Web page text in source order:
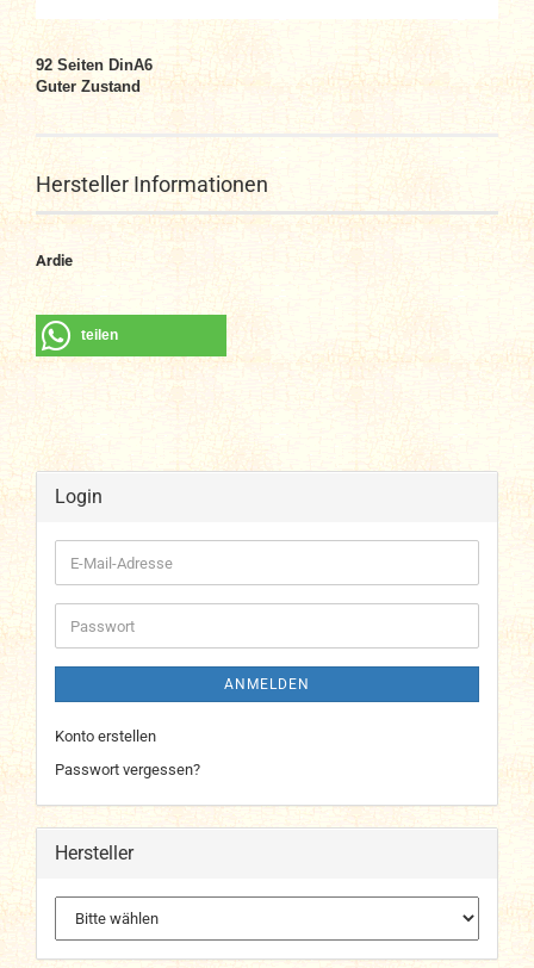
92 Seiten DinA6
Guter Zustand
Hersteller Informationen
Ardie
teilen
Login
E-
Mail-
Adresse
Passwort
ANMELDEN
Konto erstellen
Passwort vergessen?
Hersteller